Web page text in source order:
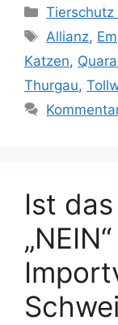
K
a
e
g
o
n
Tierschutz
S
c
l
a
r
t
e
Allianz,
Katzen,
Thurgau,
Ist